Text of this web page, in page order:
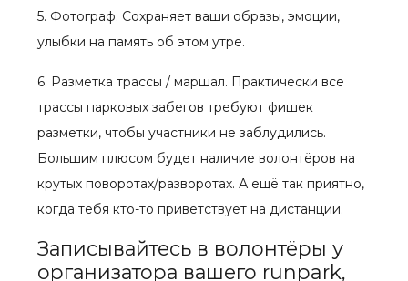
5. Фотограф. Сохраняет ваши образы, эмоции,
улыбки на память об этом утре.
6. Разметка трассы / маршал. Практически все
трассы парковых забегов требуют фишек
разметки, чтобы участники не заблудились.
Большим плюсом будет наличие волонтёров на
крутых поворотах/разворотах. А ещё так приятно,
когда тебя кто-то приветствует на дистанции.
Записывайтесь в волонтёры у
организатора вашего runpark,